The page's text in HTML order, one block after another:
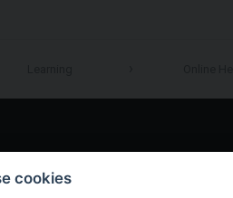
Facebook
cookies